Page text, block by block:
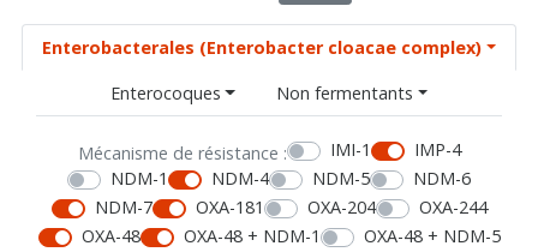
Enterobacterales (Enterobacter cloacae complex)
Enterocoques
Non fermentants
Mécanisme de résistance : IMI-1
IMP-4
NDM-1
NDM-4 NDM-5
NDM-6
NDM-7
OXA-181 OXA-204
OXA-244
OXA-48
OXA-48 + NDM-1
OXA-48 + NDM-5